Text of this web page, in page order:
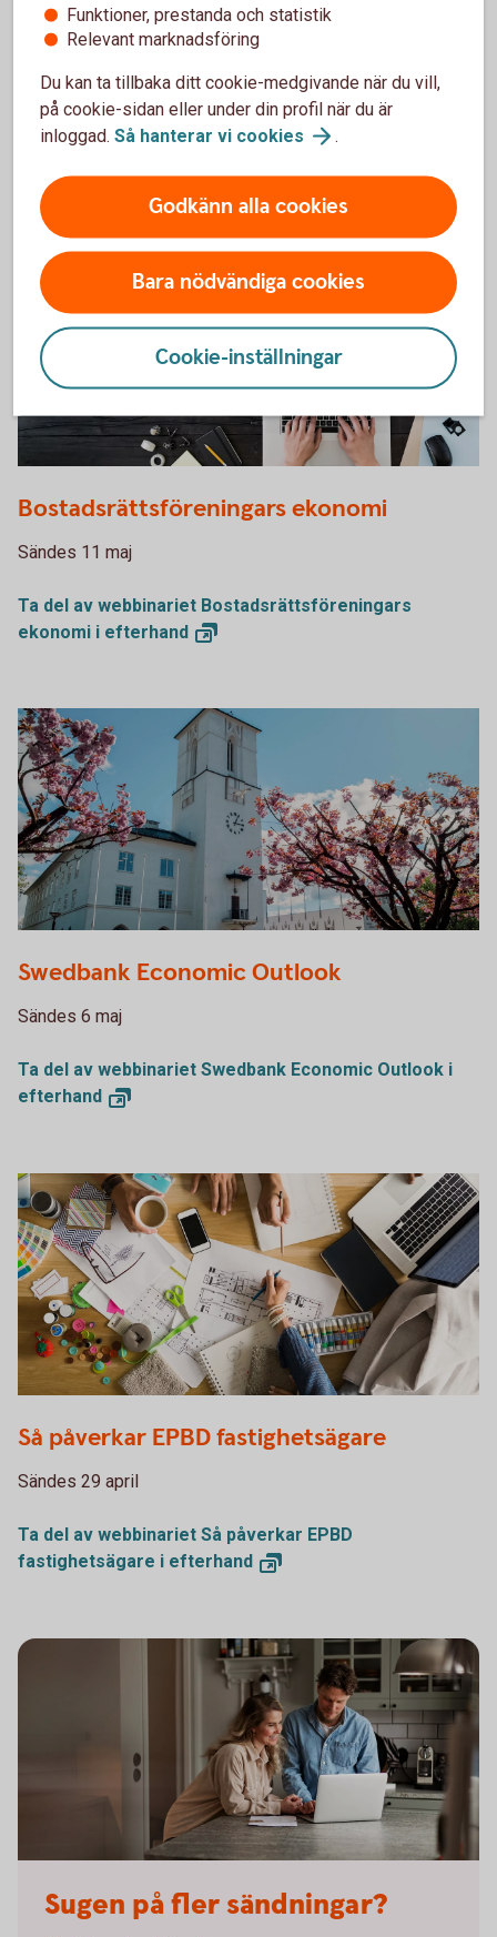
Swedbanks Investeringsstrategi -
sammanfattning
Sändes 12 maj
Ta del av webbinariet Swedbanks Investeringsstrategi
Bostadsrättsföreningars ekonomi
Sändes 11 maj
Ta del av webbinariet Bostadsrättsföreningars
ekonomi i efterhand
Swedbank Economic Outlook
Sändes 6 maj
Ta del av webbinariet Swedbank Economic Outlook i
efterhand
Så påverkar EPBD fastighetsägare
Sändes 29 april
Ta del av webbinariet Så påverkar EPBD
fastighetsägare i efterhand
Sugen på fler sändningar?
Funktioner, prestanda och statistik
Relevant marknadsföring
Du kan ta tillbaka ditt cookie-medgivande när du vill,
på cookie-sidan eller under din profil när du är
inloggad. Så hanterar vi cookies .
Godkänn alla cookies
Bara nödvändiga cookies
Cookie-inställningar